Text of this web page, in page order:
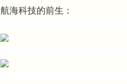
航海科技的前生：